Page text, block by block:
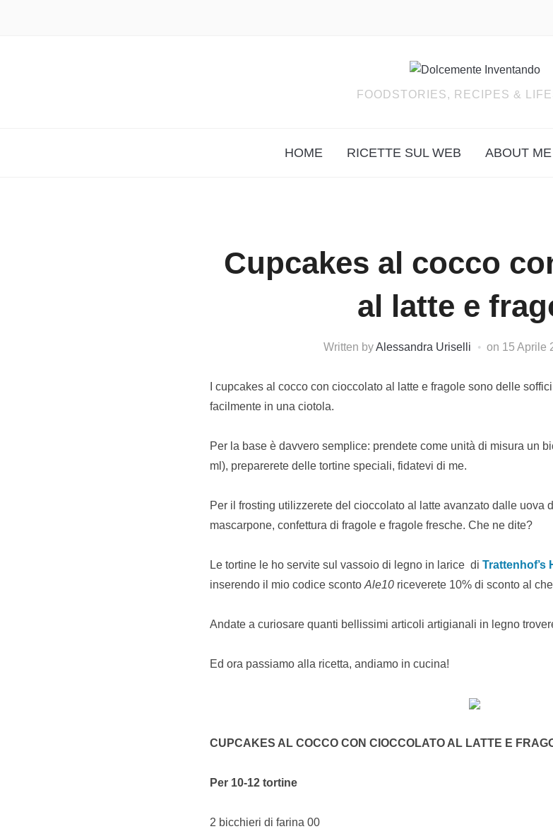
FOODSTORIES, RECIPES &
HOME RICETTE SUL WEB ABOUT ME
Cupcakes al cocco
al latte e
Written byAlessandra Uriselli on 15 Aprile
I cupcakes al cocco con cioccolato al latte e fragole sono delle
facilmente in una ciotola.
Per la base è davvero semplice: prendete come unità di misura un
ml), preparerete delle tortine speciali, fidatevi di me.
Per il frosting utilizzerete del cioccolato al latte avanzato dalle uova
mascarpone, confettura di fragole e fragole fresche. Che ne dite?
Le tortine le ho servite sul vassoio di legno in larice di Trattenhof’s
inserendo il mio codice sconto Ale10 riceverete 10% di sconto al
Andate a curiosare quanti bellissimi articoli artigianali in legno
Ed ora passiamo alla ricetta, andiamo in cucina!
CUPCAKES AL COCCO CON CIOCCOLATO AL LATTE E
Per 10-12 tortine
2 bicchieri di farina 00